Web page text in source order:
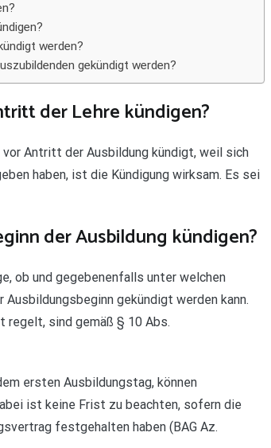
werden?
gekündigt werden?
der Lehre kündigen?
Antritt der Ausbildung kündigt, weil sich
haben, ist die Kündigung wirksam. Es sei
der Ausbildung kündigen?
ob und gegebenenfalls unter welchen
gekündigt werden kann.
regelt, sind gemäß § 10 Abs.
ersten Ausbildungstag, können
ist keine Frist zu beachten, sofern die
festgehalten haben (BAG Az.